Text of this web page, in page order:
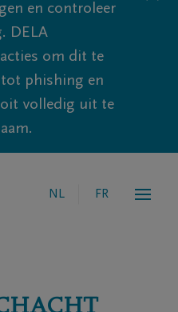
en controleer
DELA
om dit te
phishing en
volledig uit te
NL FR